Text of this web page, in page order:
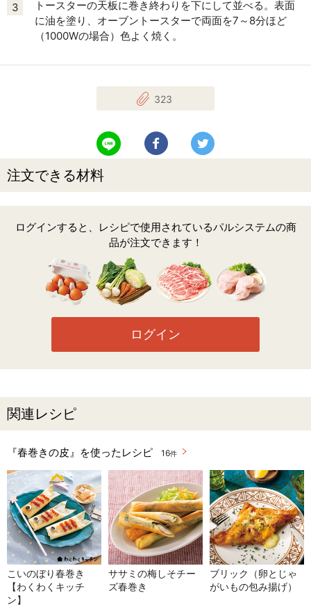
3
トースターの天板に巻き終わりを下にして並べる。表面
に油を塗り、オーブントースターで両面を7～8分ほど
（1000Wの場合）色よく焼く。
323
LINEで送る Facebookでシェアする
注文できる材料
ログインすると、レシピで使用されているパルシステムの商
品が注文できます！
ログイン
関連レシピ
『春巻きの皮』を使ったレシピ 16件
こいのぼり春巻き
【わくわくキッチ
ン】
ササミの梅しそチー
ズ春巻き
ブリック（卵とじゃ
がいもの包み揚げ）